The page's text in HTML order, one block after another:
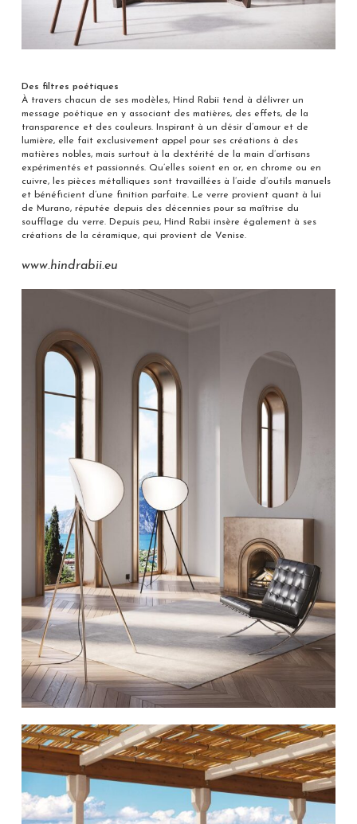
Des filtres poétiques
À travers chacun de ses modèles, Hind Rabii tend à délivrer un
message poétique en y associant des matières, des effets, de la
transparence et des couleurs. Inspirant à un désir d’amour et de
lumière, elle fait exclusivement appel pour ses créations à des
matières nobles, mais surtout à la dextérité de la main d’artisans
expérimentés et passionnés. Qu’elles soient en or, en chrome ou en
cuivre, les pièces métalliques sont travaillées à l’aide d’outils manuels
et bénéficient d’une finition parfaite. Le verre provient quant à lui
de Murano, réputée depuis des décennies pour sa maîtrise du
soufflage du verre. Depuis peu, Hind Rabii insère également à ses
créations de la céramique, qui provient de Venise.
www.hindrabii.eu